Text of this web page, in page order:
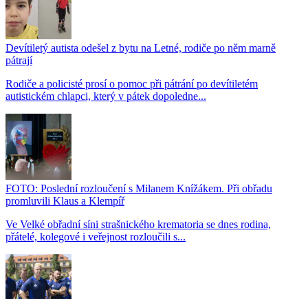
Devítiletý autista odešel z bytu na Letné, rodiče po něm marně
pátrají
Rodiče a policisté prosí o pomoc při pátrání po devítiletém
autistickém chlapci, který v pátek dopoledne...
FOTO: Poslední rozloučení s Milanem Knížákem. Při obřadu
promluvili Klaus a Klempíř
Ve Velké obřadní síni strašnického krematoria se dnes rodina,
přátelé, kolegové i veřejnost rozloučili s...